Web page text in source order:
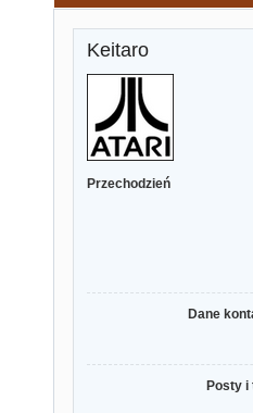
Keitaro
Przechodzień
Dane
Posty i